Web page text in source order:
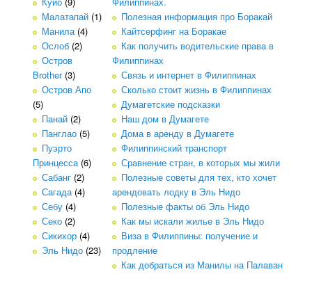
Малатапай (1)
Манила(4)
Ослоб (2)
Остров
Brother(3)
Остров Апо
(5)
Панай (2)
Панглао (5)
Пуэрто
Принцесса(6)
Сабанг (2)
Сагада(4)
Себу (4)
Секо (2)
Сикихор (4)
Эль Нидо (23)
Полезная информация про Боракай
Кайтсерфинг на Боракае
Как получить водительские права в
Филиппинах
Связь и интернет в Филиппинах
Сколько стоит жизнь в Филиппинах
Думагетские подсказки
Наш дом в Думагете
Дома в аренду в Думагете
Филиппинский транспорт
Сравнение стран, в которых мы жили
Полезные советы для тех, кто хочет
арендовать лодку в Эль Нидо
Полезные факты об Эль Нидо
Как мы искали жилье в Эль Нидо
Виза в Филиппины: получение и
продление
Как добраться из Манилы на Палаван